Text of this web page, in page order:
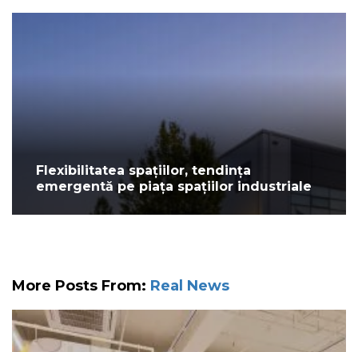
Flexibilitatea spațiilor, tendința
emergentă pe piața spațiilor industriale
More Posts From: Real News